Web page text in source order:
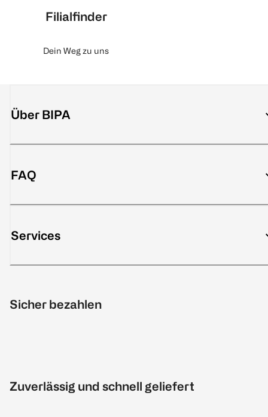
Filialfinder
Dein Weg zu uns
Über BIPA
FAQ
Services
Sicher bezahlen
Zuverlässig und schnell geliefert